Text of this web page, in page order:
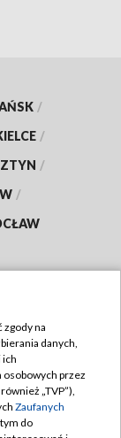
/
/
/
/
zgody na
danych,
ich
przez
„TVP”),
Zaufanych
do